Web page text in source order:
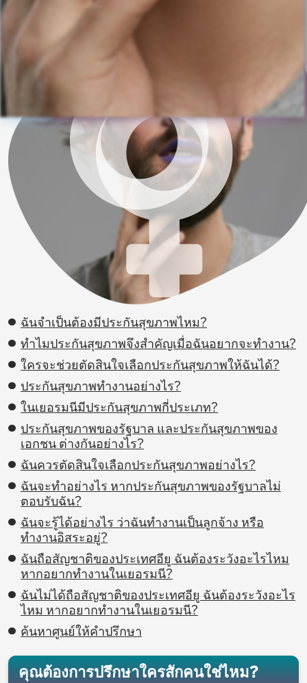
ฉันจำเป็นต้องมีประกันสุขภาพไหม?
ทำไมประกันสุขภาพจึงสำคัญเมื่อฉันอยากจะทำงาน?
ใครจะช่วยตัดสินใจเลือกประกันสุขภาพให้ฉันได้?
ประกันสุขภาพทำงานอย่างไร?
ในเยอรมนีมีประกันสุขภาพกี่ประเภท?
ประกันสุขภาพของรัฐบาล และประกันสุขภาพของ
เอกชน ต่างกันอย่างไร?
ฉันควรตัดสินใจเลือกประกันสุขภาพอย่างไร?
ฉันจะทำอย่างไร หากประกันสุขภาพของรัฐบาลไม่
ตอบรับฉัน?
ฉันจะรู้ได้อย่างไร ว่าฉันทำงานเป็นลูกจ้าง หรือ
ทำงานอิสระอยู่?
ฉันถือสัญชาติของประเทศอียู ฉันต้องระวังอะไรไหม
หากอยากทำงานในเยอรมนี?
ฉันไม่ได้ถือสัญชาติของประเทศอียู ฉันต้องระวังอะไร
ไหม หากอยากทำงานในเยอรมนี?
ค้นหาศูนย์ให้คำปรึกษา
คุณต้องการปรึกษาใครสักคนใช่ไหม?